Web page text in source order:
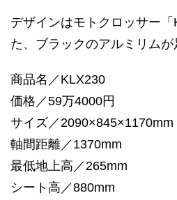
デザインはモトクロッサー
た、ブラックのアルミリムが
商品名／KLX230
価格／59万4000円
サイズ／2090×845×1170mm
軸間距離／1370mm
最低地上高／265mm
シート高／880mm